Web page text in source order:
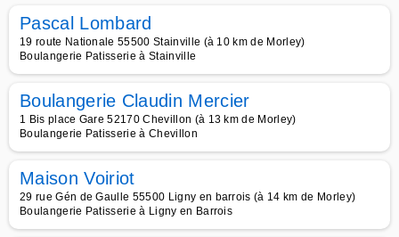
Pascal Lombard
19 route Nationale 55500 Stainville (à 10 km de Morley)
Boulangerie Patisserie à Stainville
Boulangerie Claudin Mercier
1 Bis place Gare 52170 Chevillon (à 13 km de Morley)
Boulangerie Patisserie à Chevillon
Maison Voiriot
29 rue Gén de Gaulle 55500 Ligny en barrois (à 14 km de Morley)
Boulangerie Patisserie à Ligny en Barrois